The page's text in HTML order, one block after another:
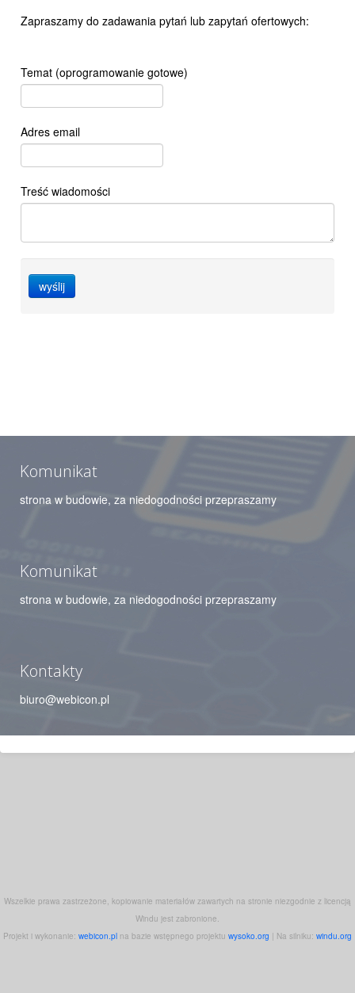
Zapraszamy do zadawania pytań lub zapytań ofertowych:
Temat (oprogramowanie gotowe)
Adres email
Treść wiadomości
wyślij
Komunikat
strona w budowie, za niedogodności przepraszamy
Komunikat
strona w budowie, za niedogodności przepraszamy
Kontakty
biuro@webicon.pl
Wszelkie prawa zastrzeżone, kopiowanie materiałów zawartych na stronie niezgodnie z licencją
Windu jest zabronione.
Projekt i wykonanie: webicon.pl na bazie wstępnego projektu wysoko.org | Na silniku: windu.org